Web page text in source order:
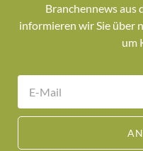
Branchennews aus
informieren wir Sie über
um